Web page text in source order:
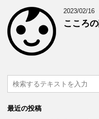
2023/02/16
こころ
最近の投稿